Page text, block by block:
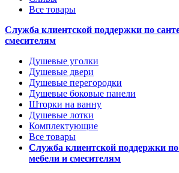
Все товары
Служба клиентской поддержки по
смесителям
Душевые уголки
Душевые двери
Душевые перегородки
Душевые боковые панели
Шторки на ванну
Душевые лотки
Комплектующие
Все товары
Служба клиентской поддержки по
мебели и смесителям